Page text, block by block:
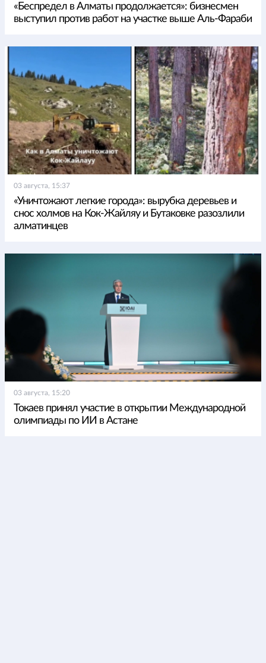
«Беспредел в Алматы продолжается»: бизнесмен
выступил против работ на участке выше Аль-Фараби
03 августа, 15:37
«Уничтожают легкие города»: вырубка деревьев и
снос холмов на Кок-Жайляу и Бутаковке разозлили
алматинцев
03 августа, 15:20
Токаев принял участие в открытии Международной
олимпиады по ИИ в Астане